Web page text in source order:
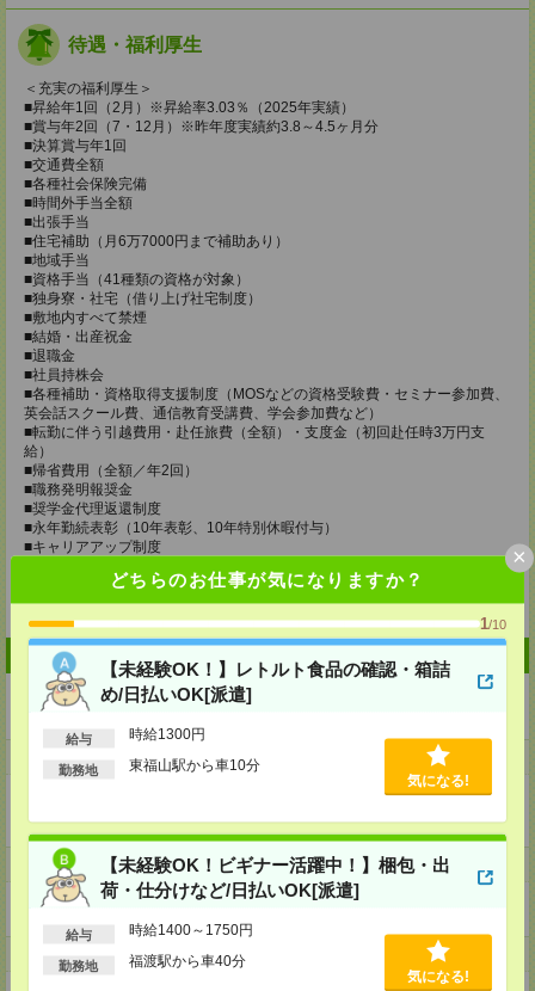
どちらのお仕事が気になりますか？
1/10
【未経験OK！】レトルト食品の確認・箱詰
め/日払いOK[派遣]
給与 時給1300円
勤務地
東福山駅から車10分
気になる!
【未経験OK！ビギナー活躍中！】梱包・出
荷・仕分けなど/日払いOK[派遣]
給与 時給1400～1750円
勤務地
福渡駅から車40分
気になる!
×
待遇・福利厚生
＜充実の福利厚生＞
■昇給年1回（2月）※昇給率3.03％（2025年実績）
■賞与年2回（7・12月）※昨年度実績約3.8～4.5ヶ月分
■決算賞与年1回
■交通費全額
■各種社会保険完備
■時間外手当全額
■出張手当
■住宅補助（月6万7000円まで補助あり）
■地域手当
■資格手当（41種類の資格が対象）
■独身寮・社宅（借り上げ社宅制度）
■敷地内すべて禁煙
■結婚・出産祝金
■退職金
■社員持株会
■各種補助・資格取得支援制度（MOSなどの資格受験費・セミナー参加費、
英会話スクール費、通信教育受講費、学会参加費など）
■転勤に伴う引越費用・赴任旅費（全額）・支度金（初回赴任時3万円支
給）
■帰省費用（全額／年2回）
■職務発明報奨金
■奨学金代理返還制度
■永年勤続表彰（10年表彰、10年特別休暇付与）
■キャリアアップ制度
※オンライン選考OK
企業情報
上場企業を主体とする研究開発、情報、技術、製造分野の総合コンサルティ
ング・人事コンサルティング・アウトソーシング事業
ホームページ
https://en-gage.net/witc_rd/
事業所